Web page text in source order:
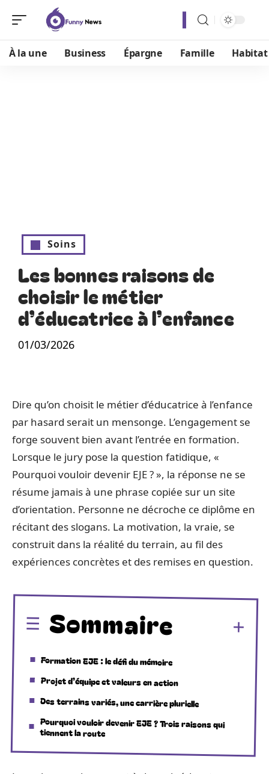
À la une Business Épargne Famille Habitat
Soins
Les bonnes raisons de
choisir le métier
d’éducatrice à l’enfance
01/03/2026
Dire qu’on choisit le métier d’éducatrice à l’enfance
par hasard serait un mensonge. L’engagement se
forge souvent bien avant l’entrée en formation.
Lorsque le jury pose la question fatidique, «
Pourquoi vouloir devenir EJE ? », la réponse ne se
résume jamais à une phrase copiée sur un site
d’orientation. Personne ne décroche ce diplôme en
récitant des slogans. La motivation, la vraie, se
construit dans la réalité du terrain, au fil des
expériences concrètes et des remises en question.
Sommaire
Formation EJE : le défi du mémoire
Projet d’équipe et valeurs en action
Des terrains variés, une carrière plurielle
Pourquoi vouloir devenir EJE ? Trois raisons qui
tiennent la route